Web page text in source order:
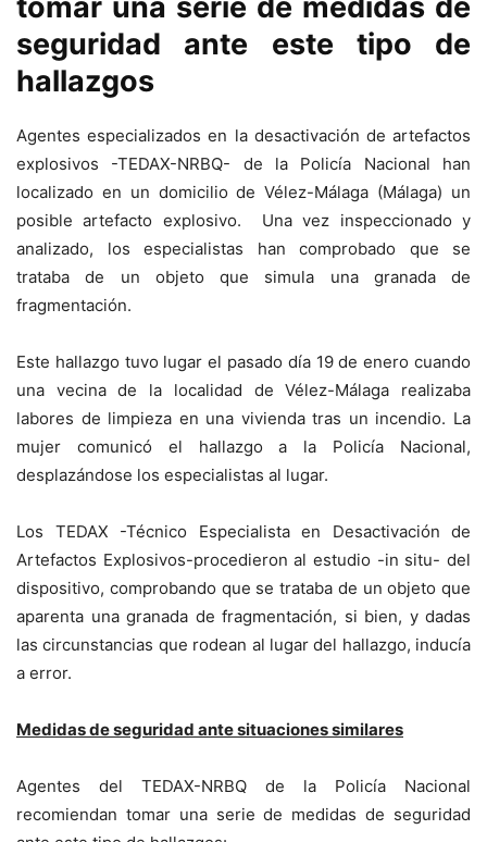
tomar una serie de medidas de
seguridad ante este tipo de
hallazgos
Agentes especializados en la desactivación de artefactos
explosivos -TEDAX-NRBQ- de la Policía Nacional han
localizado en un domicilio de Vélez-Málaga (Málaga) un
posible artefacto explosivo. Una vez inspeccionado y
analizado, los especialistas han comprobado que se
trataba de un objeto que simula una granada de
fragmentación.
Este hallazgo tuvo lugar el pasado día 19 de enero cuando
una vecina de la localidad de Vélez-Málaga realizaba
labores de limpieza en una vivienda tras un incendio. La
mujer comunicó el hallazgo a la Policía Nacional,
desplazándose los especialistas al lugar.
Los TEDAX -Técnico Especialista en Desactivación de
Artefactos Explosivos-procedieron al estudio -in situ- del
dispositivo, comprobando que se trataba de un objeto que
aparenta una granada de fragmentación, si bien, y dadas
las circunstancias que rodean al lugar del hallazgo, inducía
a error.
Medidas de seguridad ante situaciones similares
Agentes del TEDAX-NRBQ de la Policía Nacional
recomiendan tomar una serie de medidas de seguridad